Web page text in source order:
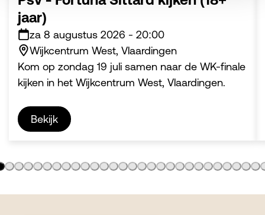
jaar)
za 8 augustus 2026 - 20:00
Wijkcentrum West, Vlaardingen
Kom op zondag 19 juli samen naar de WK-finale
kijken in het Wijkcentrum West, Vlaardingen.
Bekijk